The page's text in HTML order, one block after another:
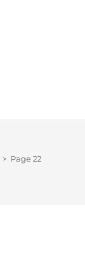
> Page 22